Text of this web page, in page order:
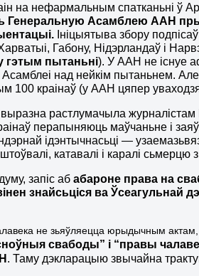
на нефармальным спатканьні ў
Генеральную Асамблею ААН
Ініцыятыва збору
Габону, Нідэрландаў і
гэтым пытаньні). У ААН не існуе
над нейкім пытаньнем.
100 краінаў (у ААН цяпер
растлумачыла журналістам
перапыняюць маўчаньне і
ідэнтычнасьці —
катавалі і каралі
запіс абабароне права на
знайсьціся ва Ўсеагульнай
не зьяўляецца юрыдычным
свабоды” і “правы
. Таму дэкларацыю звычайна